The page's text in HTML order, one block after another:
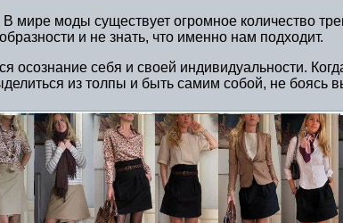
мире моды существует огромное количество
и не знать, что именно нам подходит.
осознание себя и своей индивидуальности.
из толпы и быть самим собой, не боясь